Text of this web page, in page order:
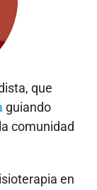
que
guiando
comunidad
en